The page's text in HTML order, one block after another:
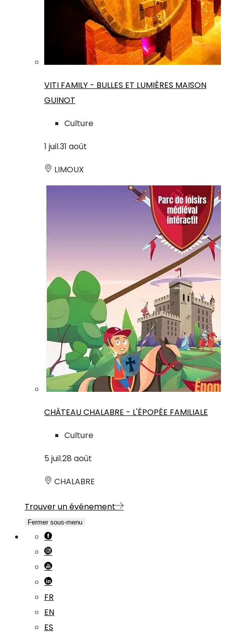
VITI FAMILY - BULLES ET LUMIÈRES MAISON
GUINOT
Culture
1 juil.31 août
LIMOUX
CHÂTEAU CHALABRE - L'ÉPOPÉE FAMILIALE
Culture
5 juil.28 août
CHALABRE
Trouver un événement
Fermer sous-menu
FR
EN
ES